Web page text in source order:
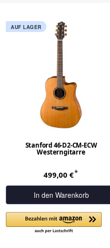
AUF LAGER
Stanford 46-D2-CM-ECW
Westerngitarre
499,00 €*
In den Warenkorb